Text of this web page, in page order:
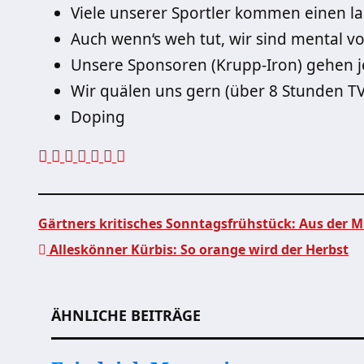
Viele unserer Sportler kommen einen
Auch wenn‘s weh tut, wir sind mental
Unsere Sponsoren (Krupp-Iron)
Wir quälen uns gern (über 8 Stunden
Doping
Gärtners kritisches Sonntagsfrühstück: Aus der
Alleskönner Kürbis: So orange wird der Herbst
ÄHNLICHE BEITRÄGE